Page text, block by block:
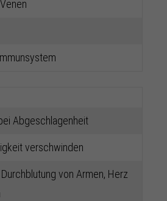
Abgeschlagenheit
verschwinden
von Armen, Herz